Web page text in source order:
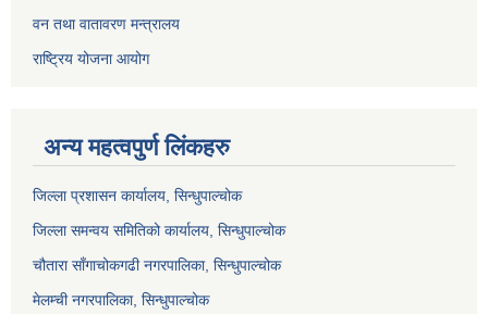
वन तथा वातावरण मन्त्रालय
राष्ट्रिय योजना आयोग
अन्य महत्वपुर्ण लिंकहरु
जिल्ला प्रशासन कार्यालय, सिन्धुपाल्चोक
जिल्ला समन्वय समितिको कार्यालय, सिन्धुपाल्चोक
चौतारा साँगाचोकगढी नगरपालिका, सिन्धुपाल्चोक
मेलम्ची नगरपालिका, सिन्धुपाल्चोक